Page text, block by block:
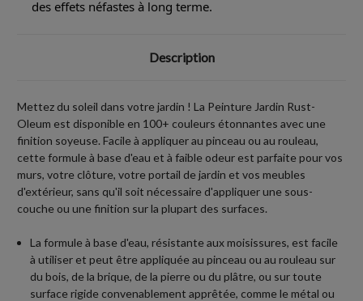
des effets néfastes à long terme.
Description
Mettez du soleil dans votre jardin ! La Peinture Jardin Rust-
Oleum est disponible en 100+ couleurs étonnantes avec une
finition soyeuse. Facile à appliquer au pinceau ou au rouleau,
cette formule à base d'eau et à faible odeur est parfaite pour vos
murs, votre clôture, votre portail de jardin et vos meubles
d'extérieur, sans qu'il soit nécessaire d'appliquer une sous-
couche ou une finition sur la plupart des surfaces.
La formule à base d'eau, résistante aux moisissures, est facile
à utiliser et peut être appliquée au pinceau ou au rouleau sur
du bois, de la brique, de la pierre ou du plâtre, ou sur toute
surface rigide convenablement apprêtée, comme le métal ou